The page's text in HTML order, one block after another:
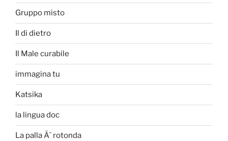
Gruppo misto
Il di dietro
Il Male curabile
immagina tu
Katsika
la lingua doc
La palla Ã¨ rotonda